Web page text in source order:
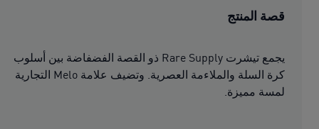
قصة المنتج
يجمع تيشرت Rare Supply ذو القصة الفضفاضة بين أسلوب
كرة السلة والملاءمة العصرية. وتضيف علامة Melo التجارية
لمسة مميزة.